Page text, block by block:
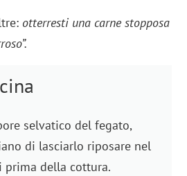
otterresti una carne stopposa
selvatico del fegato,
di lasciarlo riposare nel
della cottura.